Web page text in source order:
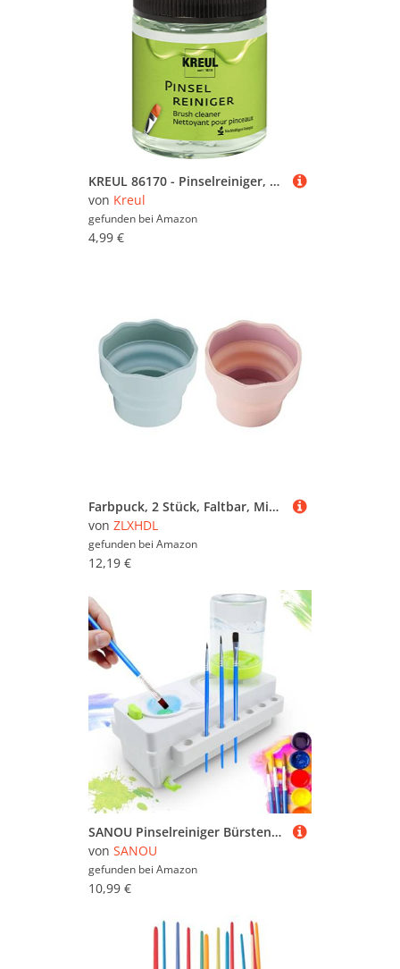
KREUL 86170 - Pinselreiniger, 50 ml, biobasierter Pinselreiniger auf Zellulosebasis, geruchsarm, lösungsmittelfrei, biologisch abbaubar, reinigt schonend Pinsel & Malwerkzeuge
von Kreul
gefunden bei Amazon
4,99 €
Farbpuck, 2 Stück, Faltbar, Mini-Silikon-Pinselreiniger, Spülbecher, Aquarell, Acryl, Ölmalerei, Pinsel, Reinigungseimer, Multifunktionale Palette, Farbbecher Für Kunst, Outdoor, Strand
von ZLXHDL
gefunden bei Amazon
12,19 €
SANOU Pinselreiniger Bürstenspüler Brush Rinser Multifunktionaler Bürstenbrause Künstlerbedarf Bürstenspüle Wasserkreislaufspüler für Acryl, Aquarell und auf Wasserbasis
von SANOU
gefunden bei Amazon
10,99 €